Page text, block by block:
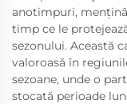
anotimpuri,
timp ce le
sezonului. Această
valoroasă în
sezoane, unde o
stocată perioade